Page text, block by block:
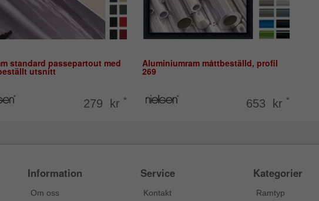
standard passepartout med
utsnitt
279 kr *
Aluminiumram måttbeställd, profil
269
653 kr *
Information
Om oss
Service
Kontakt
Kategorier
Ramtyp